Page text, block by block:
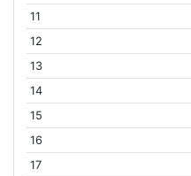
11
12
13
14
15
16
17